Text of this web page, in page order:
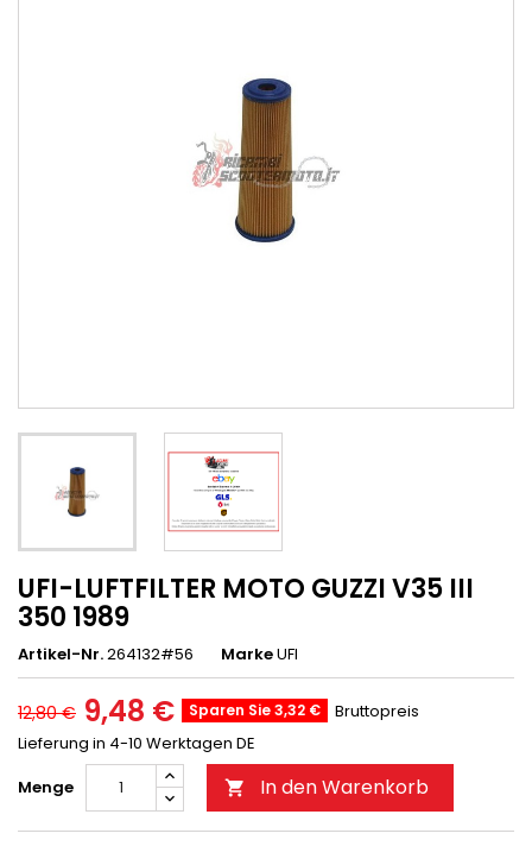
UFI-LUFTFILTER MOTO GUZZI V35 III
350 1989
Artikel-Nr.264132#56 MarkeUFI
12,80 € 9,48 € Sparen Sie 3,32 €
Bruttopreis
Lieferung in 4-10 Werktagen DE
Menge
 In den Warenkorb